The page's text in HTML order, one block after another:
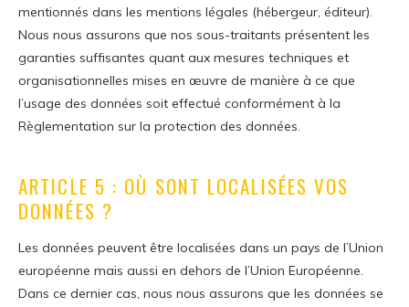
mentionnés dans les mentions légales (hébergeur, éditeur).
Nous nous assurons que nos sous-traitants présentent les
garanties suffisantes quant aux mesures techniques et
organisationnelles mises en œuvre de manière à ce que
l’usage des données soit effectué conformément à la
Règlementation sur la protection des données.
ARTICLE 5 : OÙ SONT LOCALISÉES VOS
DONNÉES ?
Les données peuvent être localisées dans un pays de l’Union
européenne mais aussi en dehors de l’Union Européenne.
Dans ce dernier cas, nous nous assurons que les données se